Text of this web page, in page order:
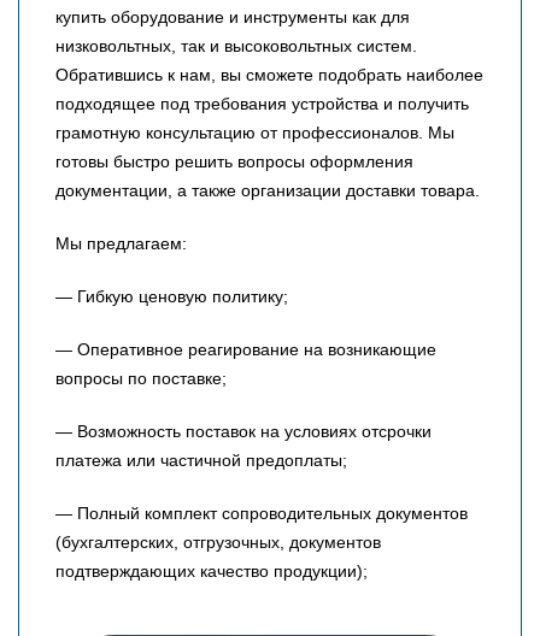
купить оборудование и инструменты как для
низковольтных, так и высоковольтных систем.
Обратившись к нам, вы сможете подобрать наиболее
подходящее под требования устройства и получить
грамотную консультацию от профессионалов. Мы
готовы быстро решить вопросы оформления
документации, а также организации доставки товара.
Мы предлагаем:
— Гибкую ценовую политику;
— Оперативное реагирование на возникающие
вопросы по поставке;
— Возможность поставок на условиях отсрочки
платежа или частичной предоплаты;
— Полный комплект сопроводительных документов
(бухгалтерских, отгрузочных, документов
подтверждающих качество продукции);